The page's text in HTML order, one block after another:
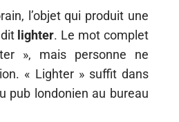
l’objet qui produit une
lighter. Le mot complet
», mais personne ne
« Lighter » suffit dans
pub londonien au bureau